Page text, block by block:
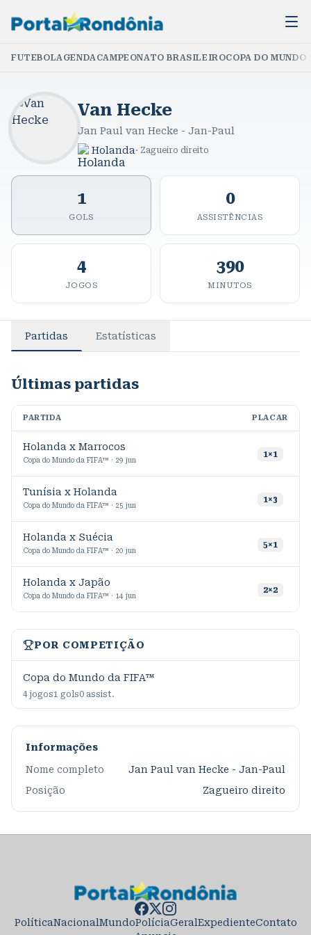
FUTEBOLAGENDACAMPEONATO BRASILEIROCOPA DO
Van Hecke
Jan Paul van Hecke - Jan-Paul
Holanda · Zagueiro direito
1
GOLS
0
ASSISTÊNCIAS
4
JOGOS
390
MINUTOS
Partidas Estatísticas
Últimas partidas
PARTIDA PLACAR
Holanda x Marrocos
Copa do Mundo da FIFA™ · 29 jun
1×1
Tunísia x Holanda
Copa do Mundo da FIFA™ · 25 jun
1×3
Holanda x Suécia
Copa do Mundo da FIFA™ · 20 jun
5×1
Holanda x Japão
Copa do Mundo da FIFA™ · 14 jun
2×2
POR COMPETIÇÃO
Copa do Mundo da FIFA™
4 jogos1 gols0 assist.
Informações
Nome completo
Jan Paul van Hecke - Jan-Paul
Posição
Zagueiro direito
PolíticaNacionalMundoPolíciaGeralExpedienteContato